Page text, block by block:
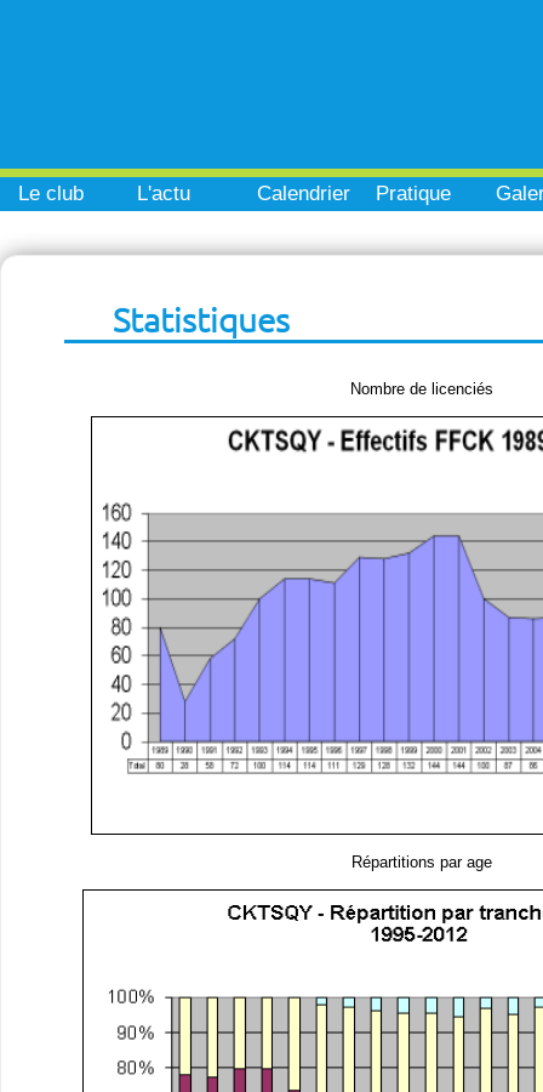
Le club L'actu Calendrier Pratique
Statistiques
Nombre de licenciés
Répartitions par age